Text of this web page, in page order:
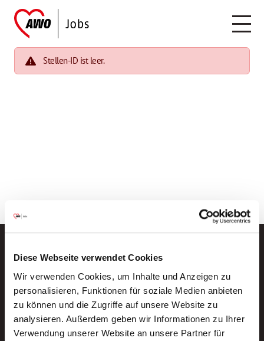
Diese Webseite verwendet Cookies
Wir verwenden Cookies, um Inhalte und Anzeigen zu
personalisieren, Funktionen für soziale Medien anbieten
zu können und die Zugriffe auf unsere Website zu
analysieren. Außerdem geben wir Informationen zu Ihrer
Verwendung unserer Website an unsere Partner für
Stellen-ID ist leer.
Neue Stellen per E-Mail.
Ein kostenloser Service von AWO
Jobs.